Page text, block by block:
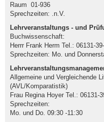
Raum 01-936
Sprechzeiten: .n.V.
Lehrveranstaltungs - und
Buchwissenschaft:
Herrr Frank Herm Tel.: 06131-
Sprechzeiten: Mo. und
Allgemeine und Vergleichende
(AVL/Komparatistik)
Frau Regina Hoyer Tel.: 06131-
Sprechzeiten:
Mo. und Do. 09:30 -11:30